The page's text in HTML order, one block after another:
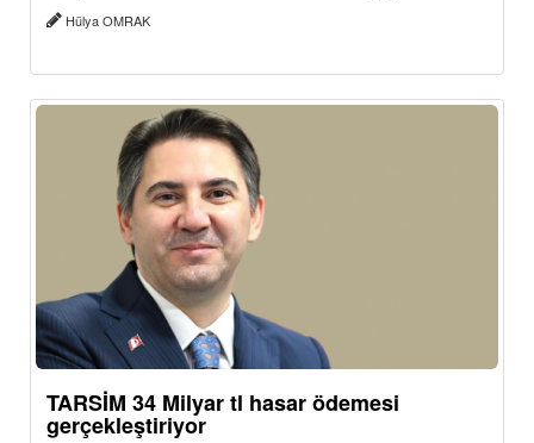
Hülya OMRAK
TARSİM 34 Milyar tl hasar ödemesi
gerçekleştiriyor